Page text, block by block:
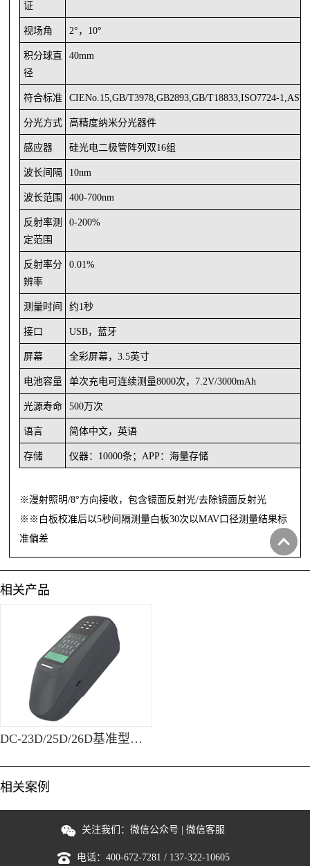
证
视场角 2°，10°
积分球直
径
40mm
符合标准 CIENo.15,GB/T3978,GB2893,GB/T18833,ISO7724-
分光方式 高精度纳米分光器件
感应器 硅光电二极管阵列双16组
波长间隔 10nm
波长范围 400-700nm
反射率测
定范围
0-200%
反射率分
辨率
0.01%
测量时间 约1秒
接口 USB，蓝牙
屏幕 全彩屏幕， 3.5英寸
电池容量 单次充电可连续测量8000次，7.2V/3000mAh
光源寿命 500万次
语言 简体中文，英语
存储 仪器： 10000条；APP：海量存储
※漫射照明/8°方向接收，包含镜面反射光/去除镜面反射光
※※白板校准后以5秒间隔测量白板30次以MAV口径测量结果标
准偏差
相关产品
DC-23D/25D/26D基准型便携式分光测色仪
相关案例
关注我们： 微信公众号 微信客服
电话： 400-672-7281 / 137-322-10605